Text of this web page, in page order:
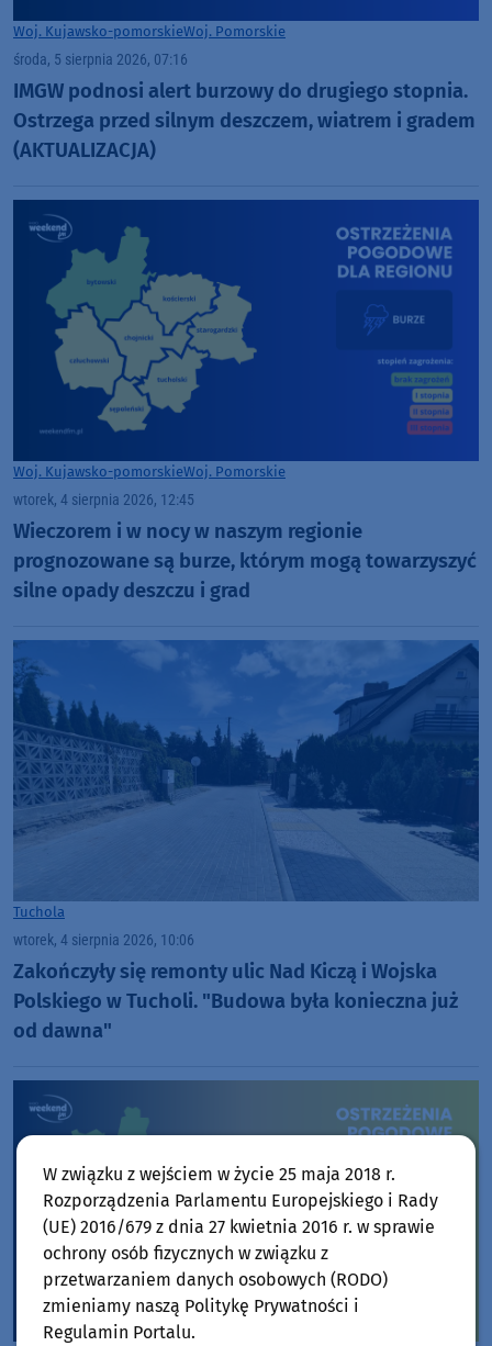
Woj. Kujawsko-pomorskieWoj. Pomorskie
środa, 5 sierpnia 2026, 07:16
IMGW podnosi alert burzowy do drugiego stopnia.
Ostrzega przed silnym deszczem, wiatrem i gradem
(AKTUALIZACJA)
Woj. Kujawsko-pomorskieWoj. Pomorskie
wtorek, 4 sierpnia 2026, 12:45
Wieczorem i w nocy w naszym regionie
prognozowane są burze, którym mogą towarzyszyć
silne opady deszczu i grad
Tuchola
wtorek, 4 sierpnia 2026, 10:06
Zakończyły się remonty ulic Nad Kiczą i Wojska
Polskiego w Tucholi. "Budowa była konieczna już
od dawna"
W związku z wejściem w życie 25 maja 2018 r.
Rozporządzenia Parlamentu Europejskiego i Rady
(UE) 2016/679 z dnia 27 kwietnia 2016 r. w sprawie
ochrony osób fizycznych w związku z
przetwarzaniem danych osobowych (RODO)
zmieniamy naszą Politykę Prywatności i
Regulamin Portalu.